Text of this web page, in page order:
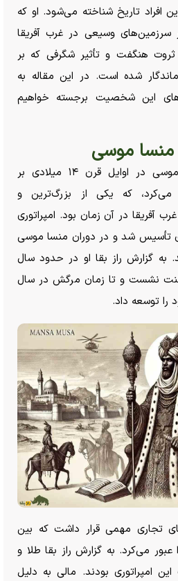
افراد تاریخ شناخته می‌شود. او که
وسیعی در غرب آفریقا
ثروت هنگفت و تأثیر شگرفی که بر
شده است. در این مقاله به
این شخصیت برجسته خواهیم
موسی
منسا موسی در اوایل قرن ۱۴ میلادی بر
می‌کرد، که یکی از بزرگ‌ترین و
آفریقا در آن زمان بود. امپراتوری
۱۲۵۰ میلادی تأسیس شد و در دوران منسا موسی
به گزارش راز بقا او در حدود سال
نشست و تا زمان مرگش در سال
تجاری مهمی قرار داشت که بین
می‌کرد. به گزارش راز بقا طلا و
امپراتوری بودند. مالی به دلیل